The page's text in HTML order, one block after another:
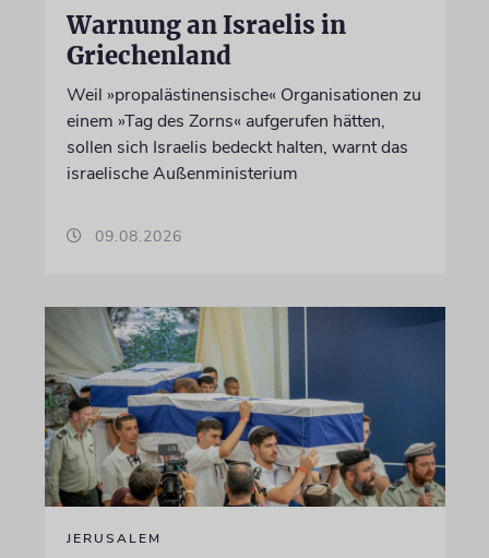
Warnung an Israelis in
Griechenland
Weil »propalästinensische« Organisationen zu
einem »Tag des Zorns« aufgerufen hätten,
sollen sich Israelis bedeckt halten, warnt das
israelische Außenministerium
09.08.2026
JERUSALEM